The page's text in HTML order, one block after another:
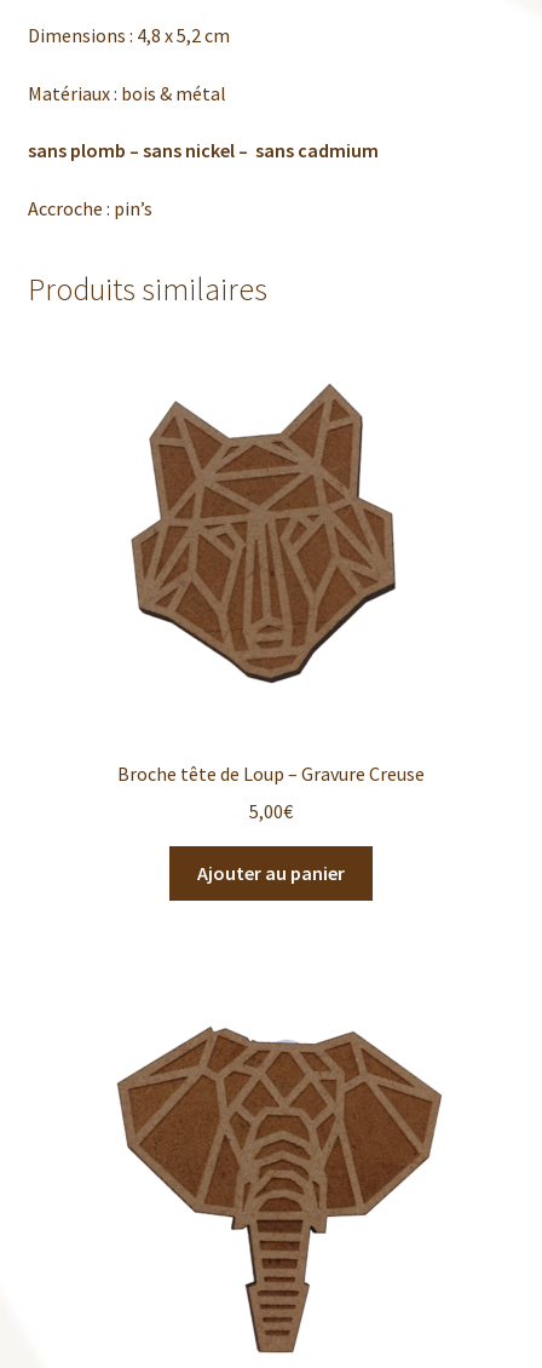
Dimensions : 4,8 x 5,2 cm
Matériaux : bois & métal
sans plomb – sans nickel – sans cadmium
Accroche : pin’s
Produits similaires
Broche tête de Loup – Gravure Creuse
5,00€
Ajouter au panier